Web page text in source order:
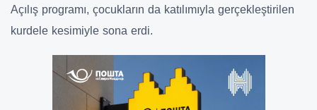
Açılış programı, çocukların da katılımıyla gerçekleştirilen
kurdele kesimiyle sona erdi.